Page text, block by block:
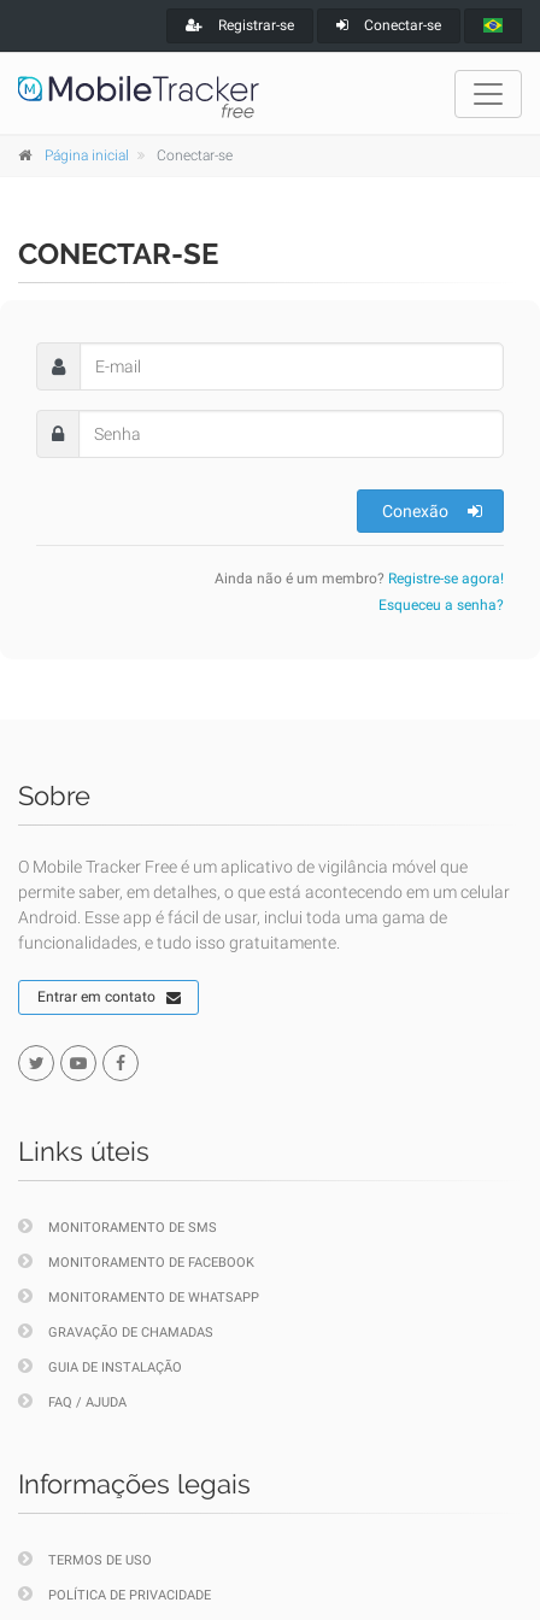
Registrar-se Conectar-se
Página inicial Conectar-se
CONECTAR-SE
Conexão
Ainda não é um membro? Registre-se agora!
Esqueceu a senha?
Sobre
O Mobile Tracker Free é um aplicativo de vigilância móvel que
permite saber, em detalhes, o que está acontecendo em um celular
Android. Esse app é fácil de usar, inclui toda uma gama de
funcionalidades, e tudo isso gratuitamente.
Entrar em contato
Links úteis
MONITORAMENTO DE SMS
MONITORAMENTO DE FACEBOOK
MONITORAMENTO DE WHATSAPP
GRAVAÇÃO DE CHAMADAS
GUIA DE INSTALAÇÃO
FAQ / AJUDA
Informações legais
TERMOS DE USO
POLÍTICA DE PRIVACIDADE